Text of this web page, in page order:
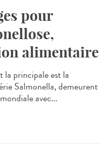
pour
alimentaire
la principale est la
Salmonella, demeurent
avec...